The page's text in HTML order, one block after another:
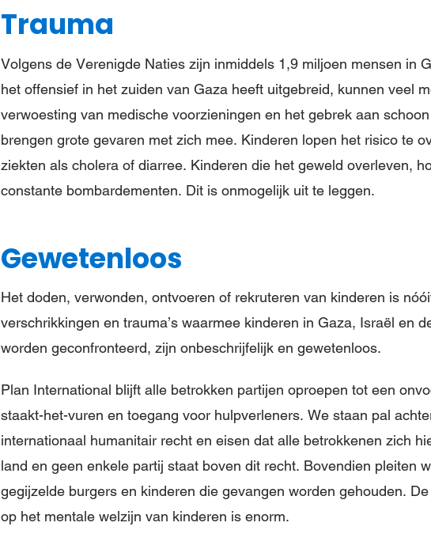
Trauma
Volgens de Verenigde Naties zijn inmiddels 1,9 miljoen mensen in
het offensief in het zuiden van Gaza heeft uitgebreid, kunnen veel
verwoesting van medische voorzieningen en het gebrek aan
brengen grote gevaren met zich mee. Kinderen lopen het risico te
ziekten als cholera of diarree. Kinderen die het geweld overleven,
constante bombardementen. Dit is onmogelijk uit te leggen.
Gewetenloos
Het doden, verwonden, ontvoeren of rekruteren van kinderen is
verschrikkingen en trauma’s waarmee kinderen in Gaza, Israël en
worden geconfronteerd, zijn onbeschrijfelijk en gewetenloos.
Plan International blijft alle betrokken partijen oproepen tot een
staakt-het-vuren en toegang voor hulpverleners. We staan pal
internationaal humanitair recht en eisen dat alle betrokkenen zich
land en geen enkele partij staat boven dit recht. Bovendien pleiten
gegijzelde burgers en kinderen die gevangen worden gehouden.
op het mentale welzijn van kinderen is enorm.